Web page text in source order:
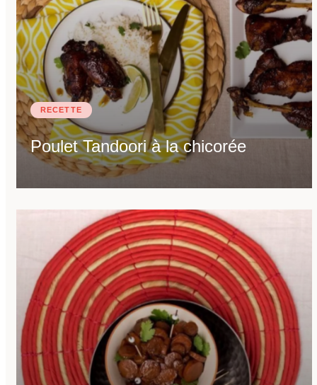
RECETTE
Poulet Tandoori à la chicorée